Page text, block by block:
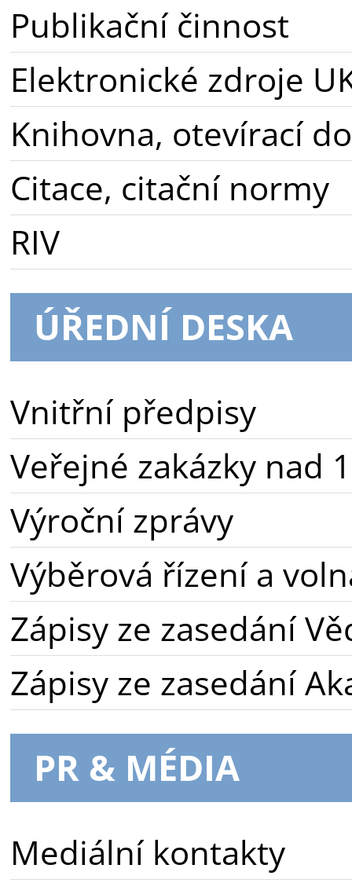
Publikační činnost
Elektronické zdroje
Knihovna, otevírací
Citace, citační normy
RIV
ÚŘEDNÍ DESKA
Vnitřní předpisy
Veřejné zakázky nad
Výroční zprávy
Výběrová řízení a
Zápisy ze zasedání
Zápisy ze zasedání
PR & MÉDIA
Mediální kontakty